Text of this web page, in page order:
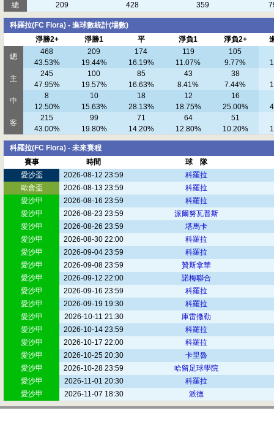
總
209 428 359
科羅拉(FC Flora) - 進球數統計(場數)
淨勝2+
淨勝1 平 淨負1 淨負2+
總
468 209 174 119
105
43.53%
19.44% 16.19% 11.07% 9.77%
主
245 100 85 43
38
47.95%
19.57% 16.63% 8.41% 7.44%
中
8 10 18 12
16
12.50%
15.63% 28.13% 18.75% 25.00%
客
215 99 71 64
51
43.00%
19.80% 14.20% 12.80% 10.20%
科羅拉(FC Flora) - 未來賽程
賽事
時間
球 隊
愛沙盃
2026-08-12 23:59
科羅拉
歐會盃
2026-08-13 23:59
科羅拉
愛沙甲
2026-08-16 23:59
科羅拉
愛沙甲
2026-08-23 23:59
派爾努瓦普斯
愛沙甲
2026-08-26 23:59
塔馬卡
愛沙甲
2026-08-30 22:00
科羅拉
愛沙甲
2026-09-04 23:59
科羅拉
愛沙甲
2026-09-08 23:59
贊斯拿華
愛沙甲
2026-09-12 22:00
諾梅聯合
愛沙甲
2026-09-16 23:59
科羅拉
愛沙甲
2026-09-19 19:30
科羅拉
愛沙甲
2026-10-11 21:30
庫雷撒勒
愛沙甲
2026-10-14 23:59
科羅拉
愛沙甲
2026-10-17 22:00
科羅拉
愛沙甲
2026-10-25 20:30
卡里魯
愛沙甲
2026-10-28 23:59
哈留足球學院
愛沙甲
2026-11-01 20:30
科羅拉
愛沙甲
2026-11-07 18:30 派德